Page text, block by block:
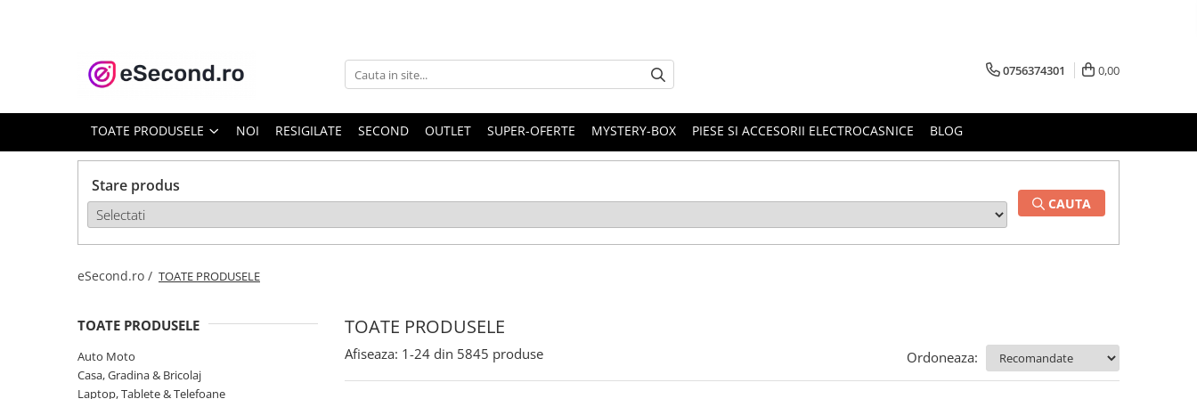
TOATE PRODUSELE
Accesorii Auto
Echipamente pentru Atelier
Electronice Auto
Reparatii si echipamente auto
Casa, Gradina & Bricolaj
Accesorii usi
Bucatarie & Servire
0756374301 0,00
TOATE PRODUSELE NOI RESIGILATE SECOND OUTLET SUPER-OFERTE MYSTERY-BOX PIESE SI ACCESORII ELECTROCASNICE BLOG
Stare produs
CAUTA
eSecond.ro / TOATE PRODUSELE
TOATE PRODUSELE
TOATE PRODUSELE
Auto Moto
Casa, Gradina & Bricolaj
Laptop, Tablete & Telefoane
Afiseaza: 1-24 din 5845 produse Ordoneaza: